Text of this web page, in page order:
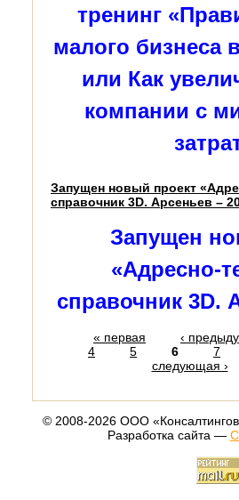
тренинг
малого бизнеса
или Как
компании с
Запущен новый проект
справочник 3D. Арсеньев –
Запущен
«Адресно-
справочник 3D.
« первая
‹
4
5 6
7
следующая ›
© 2008-2026 ООО
Разработка сайта —